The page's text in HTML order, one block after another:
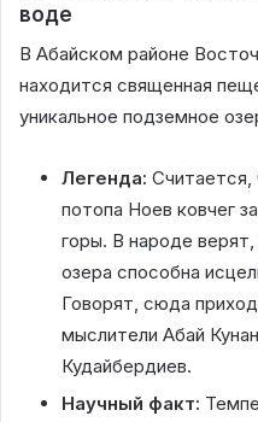
воде
В Абайском районе
находится священная
уникальное подземное
Легенда: Считается,
потопа Ноев ковчег
горы. В народе
озера способна
Говорят, сюда
мыслители Абай
Кудайбердиев.
Научный факт: